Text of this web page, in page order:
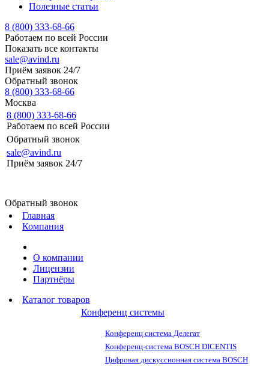
Полезные статьи
8 (800) 333-68-66
Работаем по всей России
Показать все контакты
sale@avind.ru
Приём заявок 24/7
Обратный звонок
8 (800) 333-68-66
Москва
8 (800) 333-68-66
Работаем по всей России
Обратный звонок
sale@avind.ru
Приём заявок 24/7
Обратный звонок
Главная
Компания
О компании
Лицензии
Партнёры
Каталог товаров
Конференц системы
Конференц система Делегат
Конференц-система BOSCH DICENTIS
Цифровая дискуссионная система BOSCH